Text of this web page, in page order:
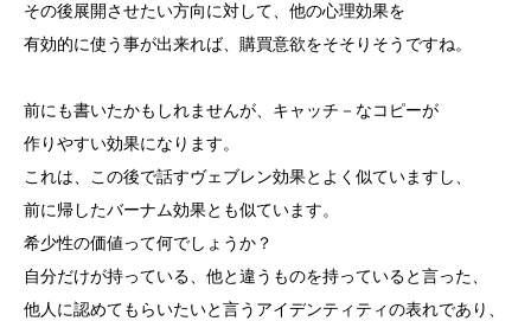
その後展開させたい方向に対して、他の心理効果を
有効的に使う事が出来れば、購買意欲をそそりそうですね。
前にも書いたかもしれませんが、キャッチ－なコピーが
作りやすい効果になります。
これは、この後で話すヴェブレン効果とよく似ていますし、
前に帰したバーナム効果とも似ています。
希少性の価値って何でしょうか？
自分だけが持っている、他と違うものを持っていると言った、
他人に認めてもらいたいと言うアイデンティティの表れであり、